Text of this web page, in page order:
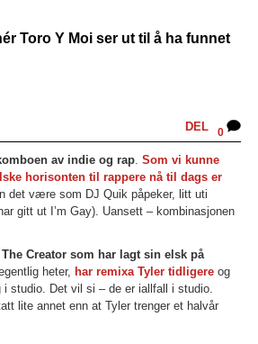
Toro Y Moi ser ut til å ha funnet
DEL 0
av indie og rap. Som vi kunne
horisonten til rappere nå til dags er
det være som DJ Quik påpeker, litt uti
gitt ut I’m Gay). Uansett – kombinasjonen
Creator som har lagt sin elsk på
heter, har remixa Tyler tidligere og
studio. Det vil si – de er iallfall i studio.
lite annet enn at Tyler trenger et halvår